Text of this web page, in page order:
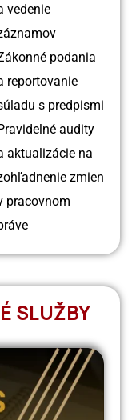
vedenie
podania
reportovanie
s predpismi
audity
aktualizácie na
zmien
pracovnom
SLUŽBY